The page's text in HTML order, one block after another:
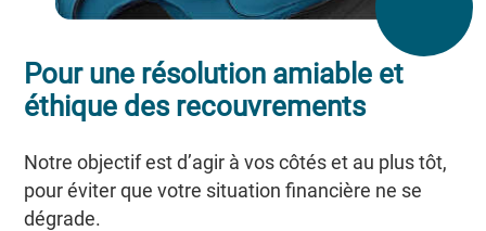
Pour une résolution amiable et
éthique des recouvrements
Notre objectif est d’agir à vos côtés et au plus tôt,
pour éviter que votre situation financière ne se
dégrade.